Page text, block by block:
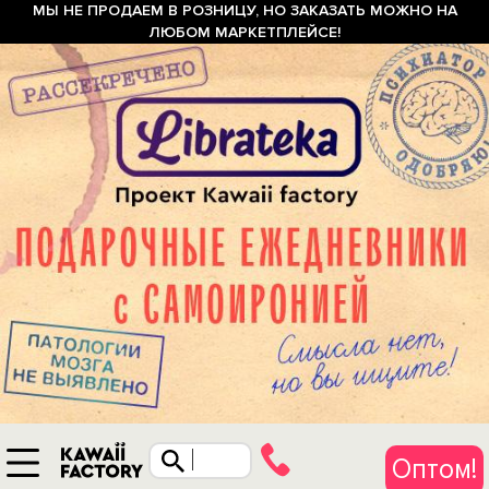
МЫ НЕ ПРОДАЕМ В РОЗНИЦУ, НО ЗАКАЗАТЬ МОЖНО НА
ЛЮБОМ МАРКЕТПЛЕЙСЕ!
Оптом!